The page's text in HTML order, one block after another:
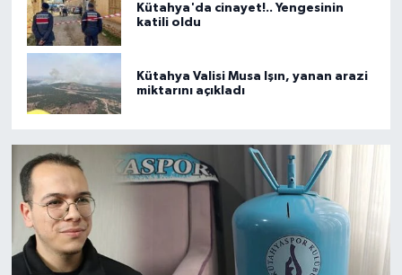
Kütahya'da cinayet!.. Yengesinin
katili oldu
Kütahya Valisi Musa Işın, yanan arazi
miktarını açıkladı